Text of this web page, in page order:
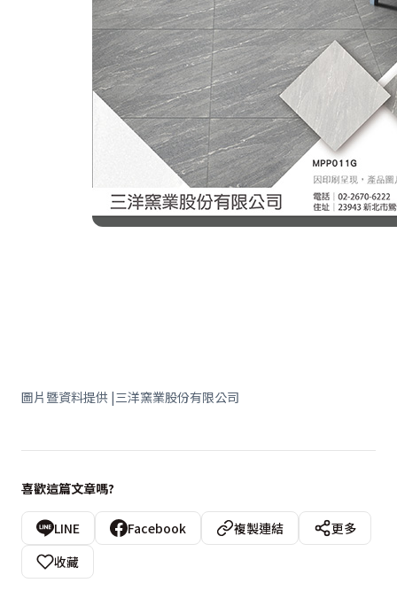
圖片暨資料提供 |三洋窯業股份有限公司
喜歡這篇文章嗎?
LINE Facebook 複製連結
更多
收藏